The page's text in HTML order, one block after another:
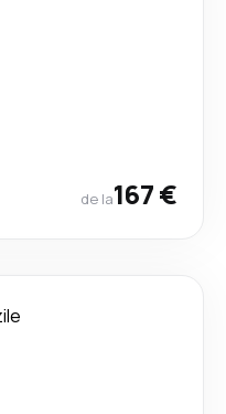
de la167 €